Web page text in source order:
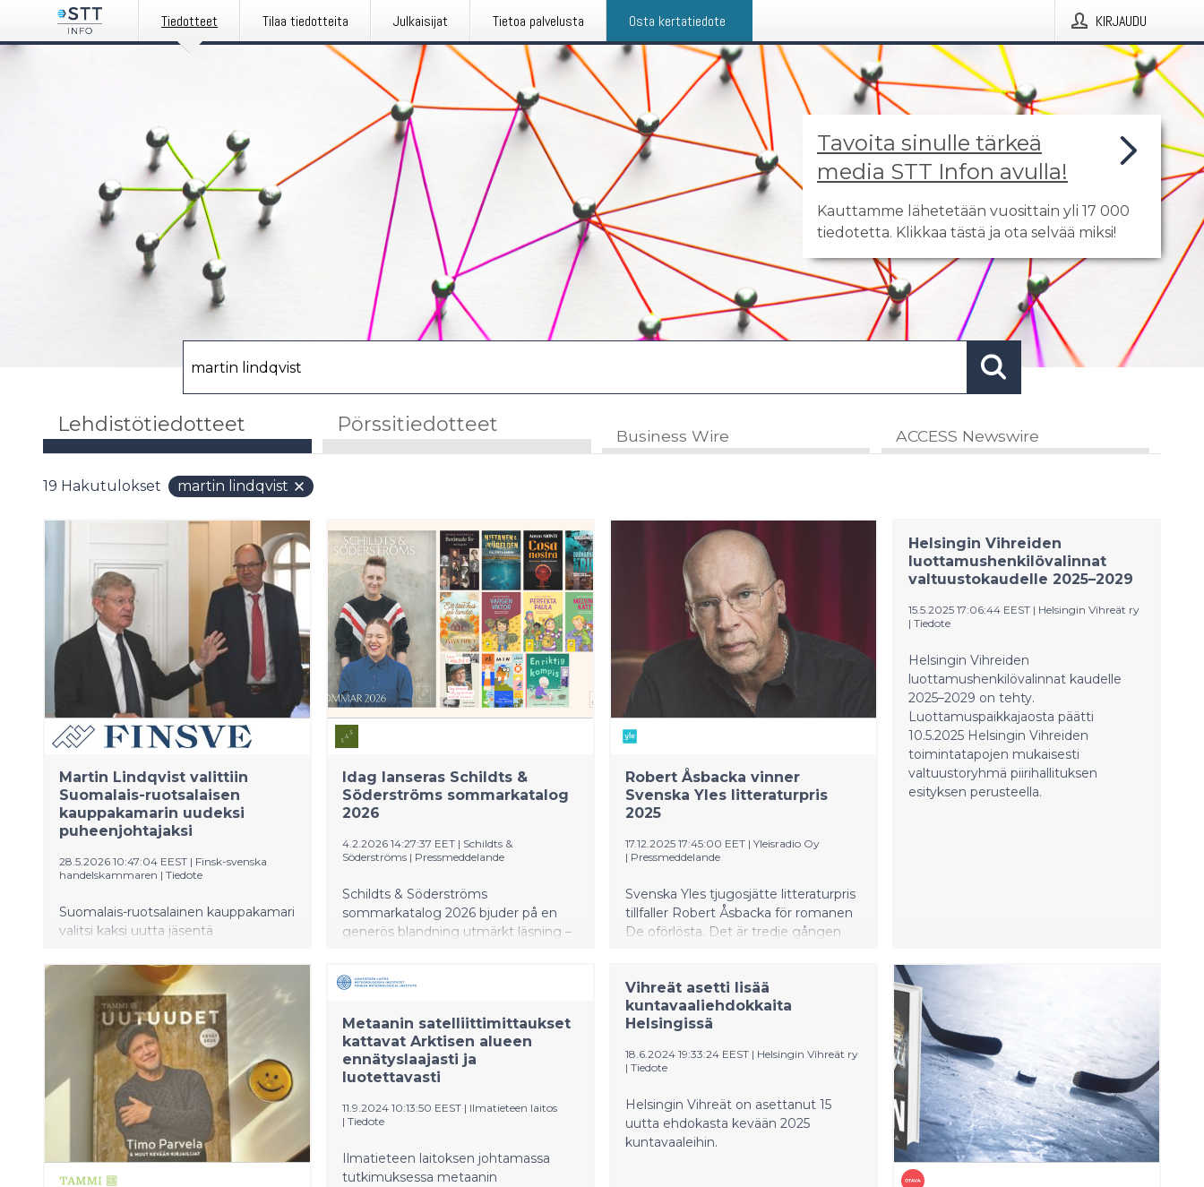
Tiedotteet Tilaa tiedotteita Julkaisijat Tietoa palvelusta Osta kertatiedote KIRJAUDU
Tavoita sinulle tärkeä
media STT Infon avulla!
Kauttamme lähetetään vuosittain yli 17 000
tiedotetta. Klikkaa tästä ja ota selvää miksi!
Lehdistötiedotteet Pörssitiedotteet Business Wire ACCESS Newswire
19 Hakutulokset martin lindqvist
Martin Lindqvist valittiin
Suomalais-ruotsalaisen
kauppakamarin uudeksi
puheenjohtajaksi
28.5.2026 10:47:04 EEST | Finsk-svenska
handelskammaren | Tiedote
Suomalais-ruotsalainen kauppakamari
valitsi kaksi uutta jäsentä
suurlähetystössä Helsingissä 26.
toukokuuta pidetyssä
vuosikokouksessa. Kauppakamarin
uudeksi puheenjohtajaksi valittiin
teräsyhtiö SSAB:n entinen
toimitusjohtaja Martin Lindqvist, joka
toimii nykyisin Swiss Steel Holdingin
hallituksen puheenjohtajana ja
hallituksen jäsenenä useissa yhtiöissä
kuten Skanska, SCA ja Indutrade.
Hallituksen uudeksi jäseneksi valittiin
Karin Johansson, joka toimii Ruotsin
Idag lanseras Schildts &
Söderströms sommarkatalog
2026
4.2.2026 14:27:37 EET | Schildts &
Söderströms | Pressmeddelande
Schildts & Söderströms
sommarkatalog 2026 bjuder på en
generös blandning utmärkt läsning –
tankeväckande essäer, värmande
Robert Åsbacka vinner
Svenska Yles litteraturpris
2025
17.12.2025 17:45:00 EET | Yleisradio Oy
| Pressmeddelande
Svenska Yles tjugosjätte litteraturpris
tillfaller Robert Åsbacka för romanen
De oförlösta. Det är tredje gången
Helsingin Vihreiden
luottamushenkilövalinnat
valtuustokaudelle 2025–2029
15.5.2025 17:06:44 EEST | Helsingin Vihreät ry
| Tiedote
Helsingin Vihreiden
luottamushenkilövalinnat kaudelle
2025–2029 on tehty.
Luottamuspaikkajaosta päätti
10.5.2025 Helsingin Vihreiden
toimintatapojen mukaisesti
valtuustoryhmä piirihallituksen
esityksen perusteella.
Metaanin satelliittimittaukset
kattavat Arktisen alueen
ennätyslaajasti ja
luotettavasti
11.9.2024 10:13:50 EEST | Ilmatieteen laitos
| Tiedote
Ilmatieteen laitoksen johtamassa
tutkimuksessa metaanin
Vihreät asetti lisää
kuntavaaliehdokkaita
Helsingissä
18.6.2024 19:33:24 EEST | Helsingin Vihreät ry
| Tiedote
Helsingin Vihreät on asettanut 15
uutta ehdokasta kevään 2025
kuntavaaleihin.